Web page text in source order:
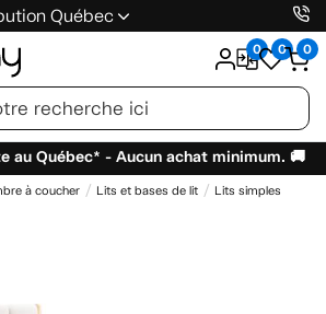
Québec
0 0 0
au Québec* - Aucun achat minimum. 🚚
à coucher Lits et bases de lit Lits simples